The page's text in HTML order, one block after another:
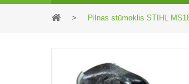
> Pilnas stūmoklis STIHL